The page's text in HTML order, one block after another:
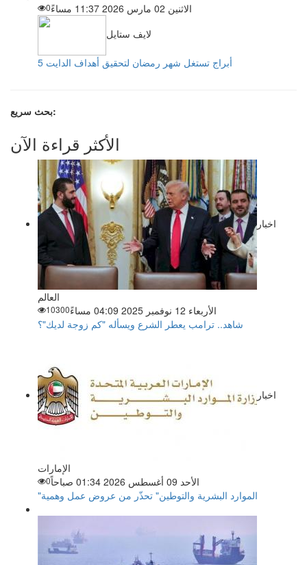
الاثنين 02 مارس 2026 11:37 مساءً
0
لايف ستايل
5 أبراج تستغل شهر رمضان لتحقيق أهداف الدايت
بحث سريع:
الأكثر قراءة الآن
اخبار
العالم
الأربعاء 12 نوفمبر 2025 04:09 مساءً
10300
شاهد.. ترامب يعطر الشرع ويسأله "كم زوجة لديك"؟
اخبار
الإمارات
الأحد 09 أغسطس 2026 01:34 صباحاً
0
"الموارد البشرية والتوطين" تحذّر من عروض عمل وهمية